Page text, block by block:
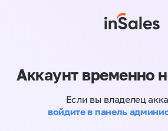
Аккаунт временно
Если вы владелец
войдите в панель